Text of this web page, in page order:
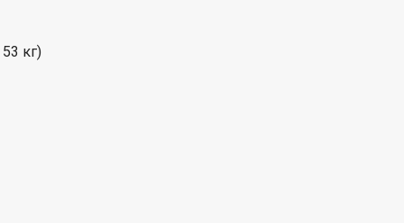
кг)